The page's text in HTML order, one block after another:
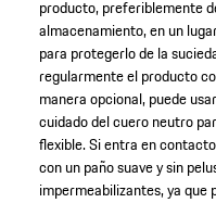
producto, preferiblemente
almacenamiento, en un
para protegerlo de la
regularmente el producto
manera opcional, puede
cuidado del cuero neutro
flexible. Si entra en
con un paño suave y sin
impermeabilizantes, ya que